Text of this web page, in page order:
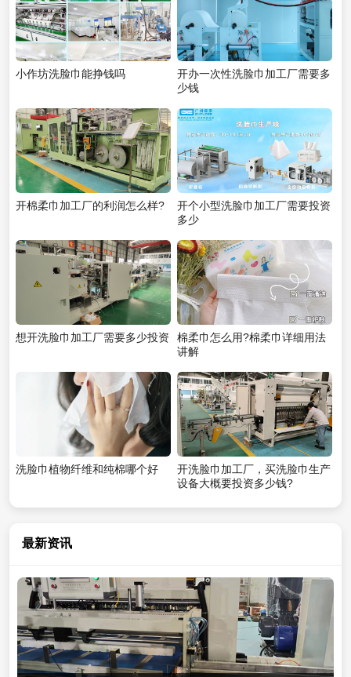
小作坊洗脸巾能挣钱吗
开办一次性洗脸巾加工厂需要多
少钱
开棉柔巾加工厂的利润怎么样?
开个小型洗脸巾加工厂需要投资
多少
想开洗脸巾加工厂需要多少投资
棉柔巾怎么用?棉柔巾详细用法
讲解
洗脸巾植物纤维和纯棉哪个好
开洗脸巾加工厂，买洗脸巾生产
设备大概要投资多少钱?
最新资讯